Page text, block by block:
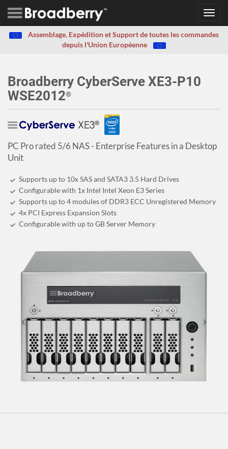
Assemblage, Expédition et Support de toutes les commandes
depuis l'Union Européenne
Broadberry CyberServe XE3-P10
WSE2012®
PC Pro rated 5/6 NAS - Enterprise Features in a Desktop
Unit
Supports up to 10x SAS and SATA3 3.5 Hard Drives
Configurable with 1x Intel Intel Xeon E3 Series
Supports up to 4 modules of DDR3 ECC Unregistered Memory
4x PCI Express Expansion Slots
Configurable with up to GB Server Memory